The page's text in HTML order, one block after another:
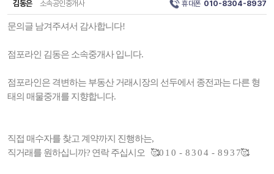
김동은 소속공인중개사 휴대폰 010-8304-8937
문의글 남겨주셔서 감사합니다!
점포라인 김동은 소속중개사 입니다.
점포라인은 격변하는 부동산 거래시장의 선두에서 종전과는 다른 형
태의 매물중개를 지향합니다.
직접 매수자를 찾고 계약까지 진행하는,
직거래를 원하십니까? 연락 주십시오 🥰0 1 0 - 8 3 0 4 - 8 9 3 7🥰